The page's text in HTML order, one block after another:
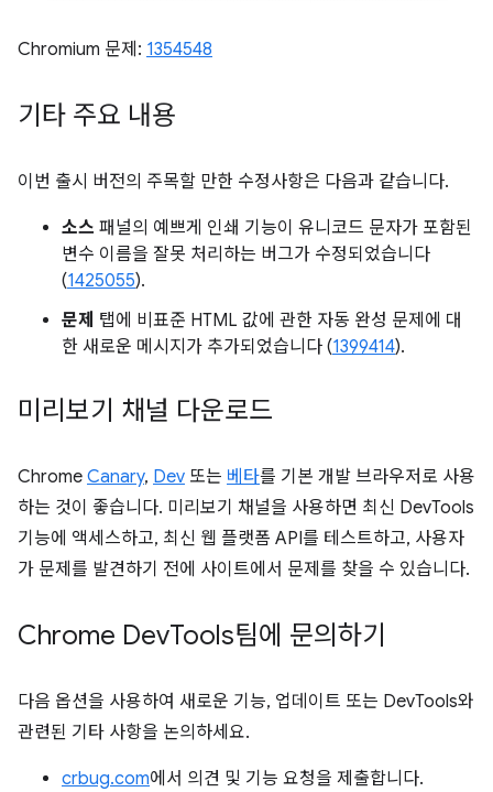
Chromium 문제: 1354548
기타 주요 내용
이번 출시 버전의 주목할 만한 수정사항은 다음과 같습니다.
소스 패널의 예쁘게 인쇄 기능이 유니코드 문자가 포함된
변수 이름을 잘못 처리하는 버그가 수정되었습니다
(1425055).
문제 탭에 비표준 HTML 값에 관한 자동 완성 문제에 대
한 새로운 메시지가 추가되었습니다 (1399414).
미리보기 채널 다운로드
Chrome Canary, Dev 또는 베타를 기본 개발 브라우저로 사용
하는 것이 좋습니다. 미리보기 채널을 사용하면 최신 DevTools
기능에 액세스하고, 최신 웹 플랫폼 API를 테스트하고, 사용자
가 문제를 발견하기 전에 사이트에서 문제를 찾을 수 있습니다.
Chrome DevTools팀에 문의하기
다음 옵션을 사용하여 새로운 기능, 업데이트 또는 DevTools와
관련된 기타 사항을 논의하세요.
crbug.com에서 의견 및 기능 요청을 제출합니다.